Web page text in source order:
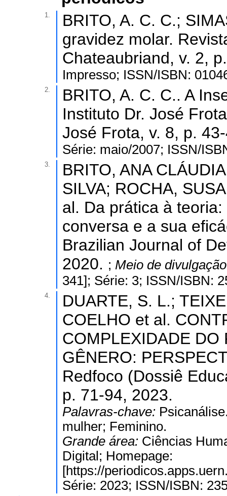
1.
BRITO, A. C. C.;
gravidez molar.
Chateaubriand, v. 2,
Impresso; ISSN/ISBN:
2.
BRITO, A. C. C.. A
Instituto Dr. José
José Frota, v. 8, p.
Série: maio/2007; ISSN/
3.
BRITO, ANA
SILVA; ROCHA,
al. Da prática à
conversa e a sua
Brazilian Journal of
2020. ; Meio de
341]; Série: 3; ISSN/ISBN:
4.
DUARTE, S. L.;
COELHO et al.
COMPLEXIDADE DO
GÊNERO:
Redfoco (Dossiê
p. 71-94, 2023.
Palavras-chave:
mulher; Feminino.
Grande área: Ciências
Digital; Homepage:
[https://
Série: 2023; ISSN/ISBN: